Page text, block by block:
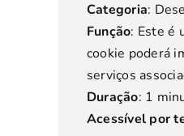
Categoria:
Função: Este é
cookie poderá
serviços
Duração: 1
Acessível por